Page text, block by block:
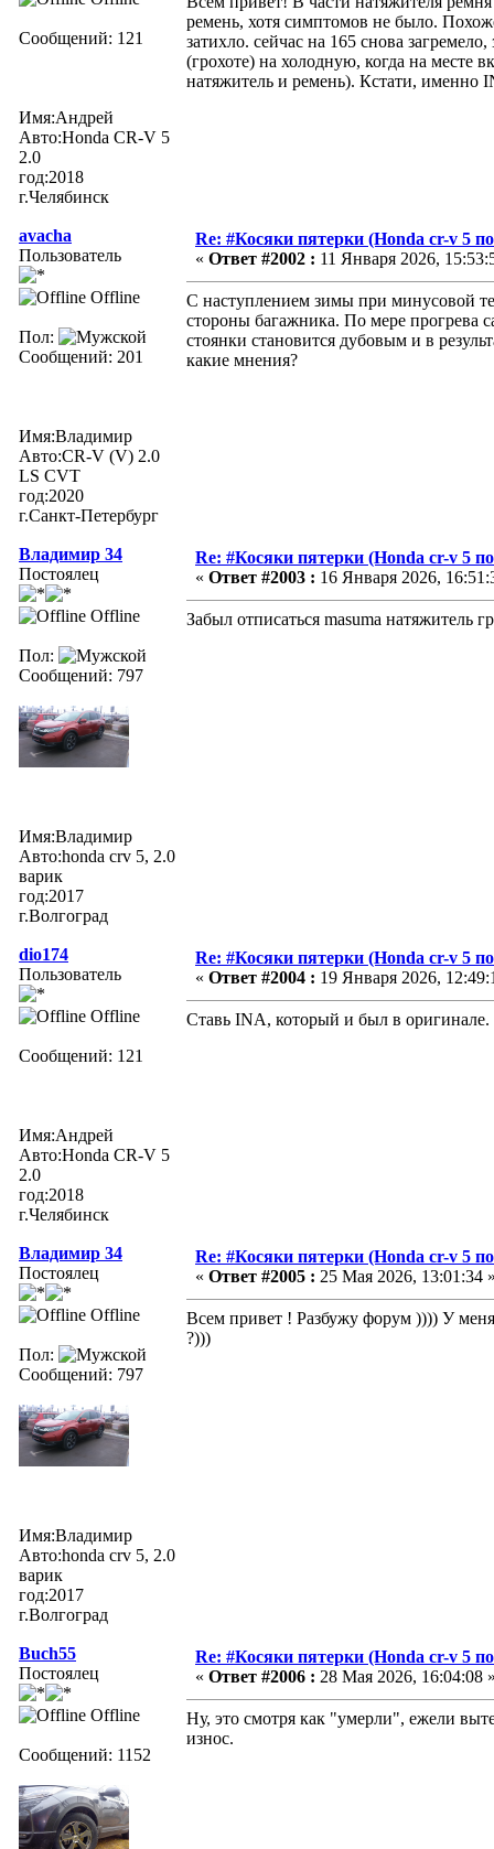
Сообщений: 121
Имя:Андрей
Авто:Honda CR-V 5
2.0
год:2018
г.Челябинск
ремень, хотя симптомов не было.
затихло. сейчас на 165 снова
(грохоте) на холодную, когда на
натяжитель и ремень). Кстати, именно
avacha
Пользователь
Offline
Пол:
Сообщений: 201
Имя:Владимир
Авто:CR-V (V) 2.0
LS CVT
год:2020
г.Санкт-Петербург
Re: #Косяки пятерки (Honda cr-v 5
« Ответ #2002 : 11 Января 2026,
С наступлением зимы при минусовой
стороны багажника. По мере прогрева
стоянки становится дубовым и в
какие мнения?
Владимир 34
Постоялец
Offline
Пол:
Сообщений: 797
Имя:Владимир
Авто:honda crv 5, 2.0
варик
год:2017
г.Волгоград
Re: #Косяки пятерки (Honda cr-v 5
« Ответ #2003 : 16 Января 2026,
Забыл отписаться masuma натяжитель
dio174
Пользователь
Offline
Сообщений: 121
Имя:Андрей
Авто:Honda CR-V 5
2.0
год:2018
г.Челябинск
Re: #Косяки пятерки (Honda cr-v 5
« Ответ #2004 : 19 Января 2026,
Ставь INA, который и был в
Владимир 34
Постоялец
Offline
Пол:
Сообщений: 797
Имя:Владимир
Авто:honda crv 5, 2.0
варик
год:2017
г.Волгоград
Re: #Косяки пятерки (Honda cr-v 5
« Ответ #2005 : 25 Мая 2026, 13:01:34
Всем привет ! Разбужу форум )))) У
?)))
Buch55
Постоялец
Offline
Сообщений: 1152
Re: #Косяки пятерки (Honda cr-v 5
« Ответ #2006 : 28 Мая 2026, 16:04:08
Ну, это смотря как "умерли", ежели
износ.